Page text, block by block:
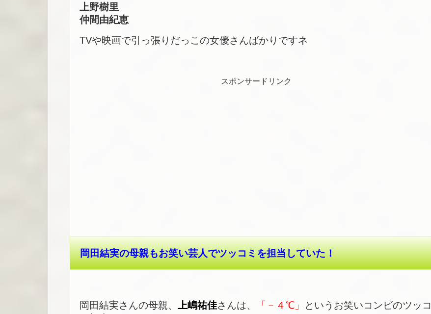
上野樹里
仲間由紀恵
TVや映画で引っ張りだっこの女優さんばかりですネ
スポンサードリンク
岡田結実の母親もお笑い芸人でツッコミを担当していた！
岡田結実さんの母親、 上嶋祐佳さんは、 「－４℃」
というお笑いコンビのツッコ